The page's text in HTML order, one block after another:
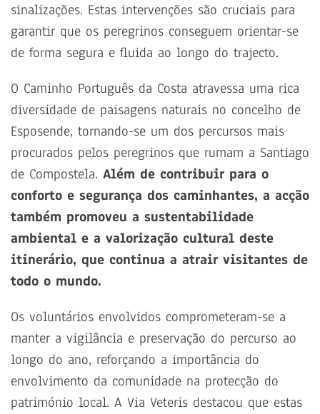
sinalizações. Estas intervenções são cruciais para
garantir que os peregrinos conseguem orientar-se
de forma segura e fluida ao longo do trajecto.
O Caminho Português da Costa atravessa uma rica
diversidade de paisagens naturais no concelho de
Esposende, tornando-se um dos percursos mais
procurados pelos peregrinos que rumam a Santiago
de Compostela. Além de contribuir para o
conforto e segurança dos caminhantes, a acção
também promoveu a sustentabilidade
ambiental e a valorização cultural deste
itinerário, que continua a atrair visitantes de
todo o mundo.
Os voluntários envolvidos comprometeram-se a
manter a vigilância e preservação do percurso ao
longo do ano, reforçando a importância do
envolvimento da comunidade na protecção do
património local. A Via Veteris destacou que estas